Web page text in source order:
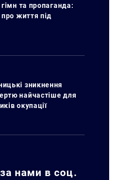
та пропаганда:
про життя під
зникнення
найчастіше для
окупації
нами в соц.